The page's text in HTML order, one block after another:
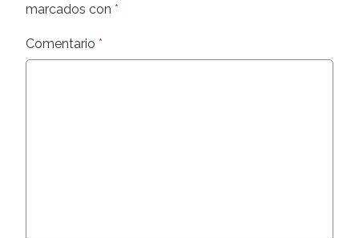
marcados con *
Comentario *